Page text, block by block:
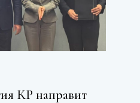
КР направит